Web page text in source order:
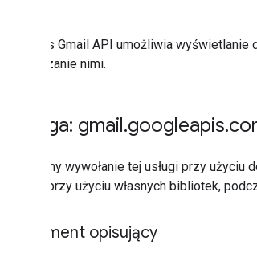
Interfejs Gmail API umożliwia
zarządzanie nimi.
Usługa: gmail.googleapis.
Zalecamy wywołanie tej usługi przy
usługę przy użyciu własnych bibliotek,
Dokument opisujący